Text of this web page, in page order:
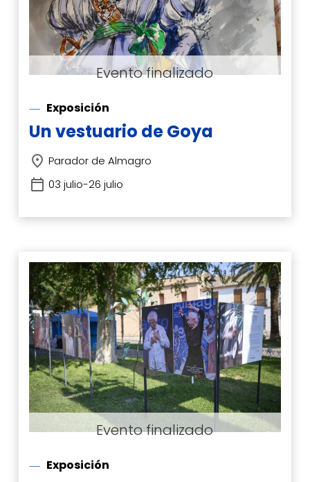
Exposición
Un vestuario de Goya
Parador de Almagro
03 julio-26 julio
Exposición